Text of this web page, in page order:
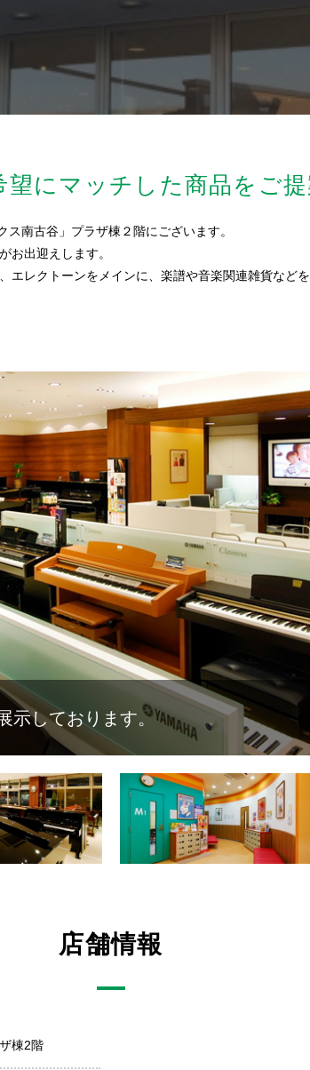
にマッチした商品をご
南古谷」プラザ棟２階にございます。
お出迎えします。
エレクトーンをメインに、楽譜や音楽関連雑貨など
示しております。
店舗情報
棟2階